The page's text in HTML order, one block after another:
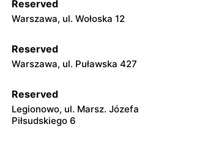
Reserved
Warszawa, ul. Wołoska 12
Reserved
Warszawa, ul. Puławska 427
Reserved
Legionowo, ul. Marsz. Józefa
Piłsudskiego 6